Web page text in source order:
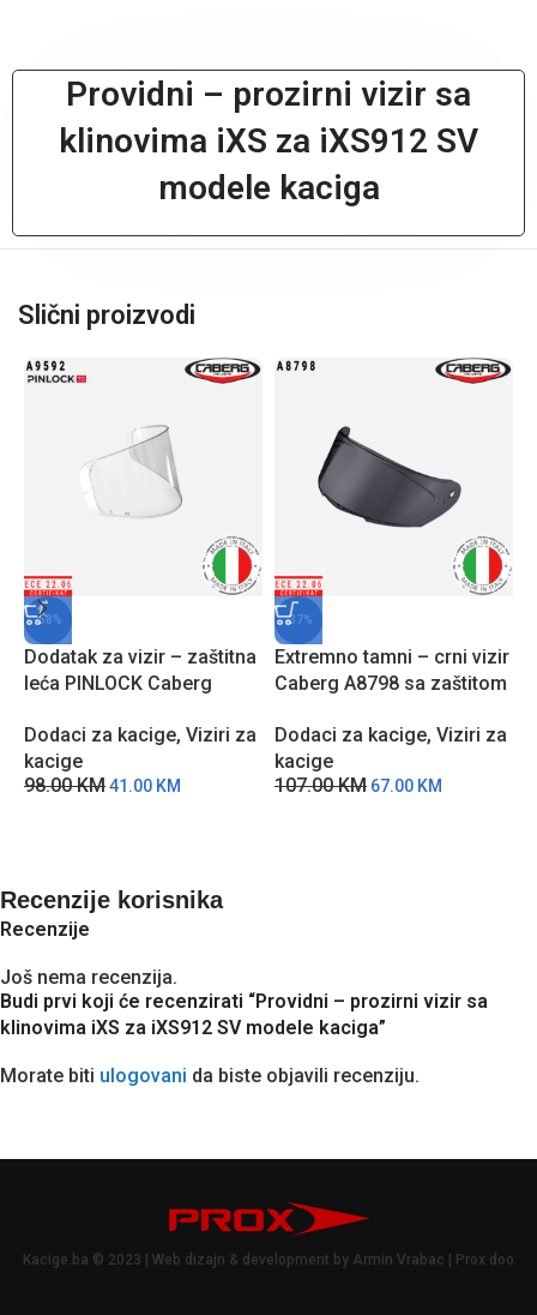
Providni – prozirni vizir sa
klinovima iXS za iXS912 SV
modele kaciga
Slični proizvodi
-58%
Dodatak za vizir – zaštitna
leća PINLOCK Caberg
zamagljivanja
Dodaci za kacige, Viziri za
kacige
98.00KM41.00 KM
-37%
Extremno tamni – crni vizir
Caberg A8798 sa zaštitom
AVALON X modele kaciga
Dodaci za kacige, Viziri za
kacige
107.00KM 67.00 KM
Recenzije korisnika
Recenzije
Još nema recenzija.
Budi prvi koji će recenzirati “Providni – prozirni vizir sa
klinovima iXS za iXS912 SV modele kaciga”
Morate biti ulogovani da biste objavili recenziju.
Kacige.ba © 2023 | Web dizajn & development by Armin Vrabac | Prox doo